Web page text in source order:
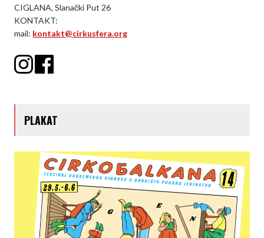
CIGLANA, Slanački Put 26
KONTAKT:
mail: kontakt@cirkusfera.org
PLAKAT